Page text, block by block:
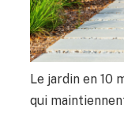
Le jardin en 10
qui